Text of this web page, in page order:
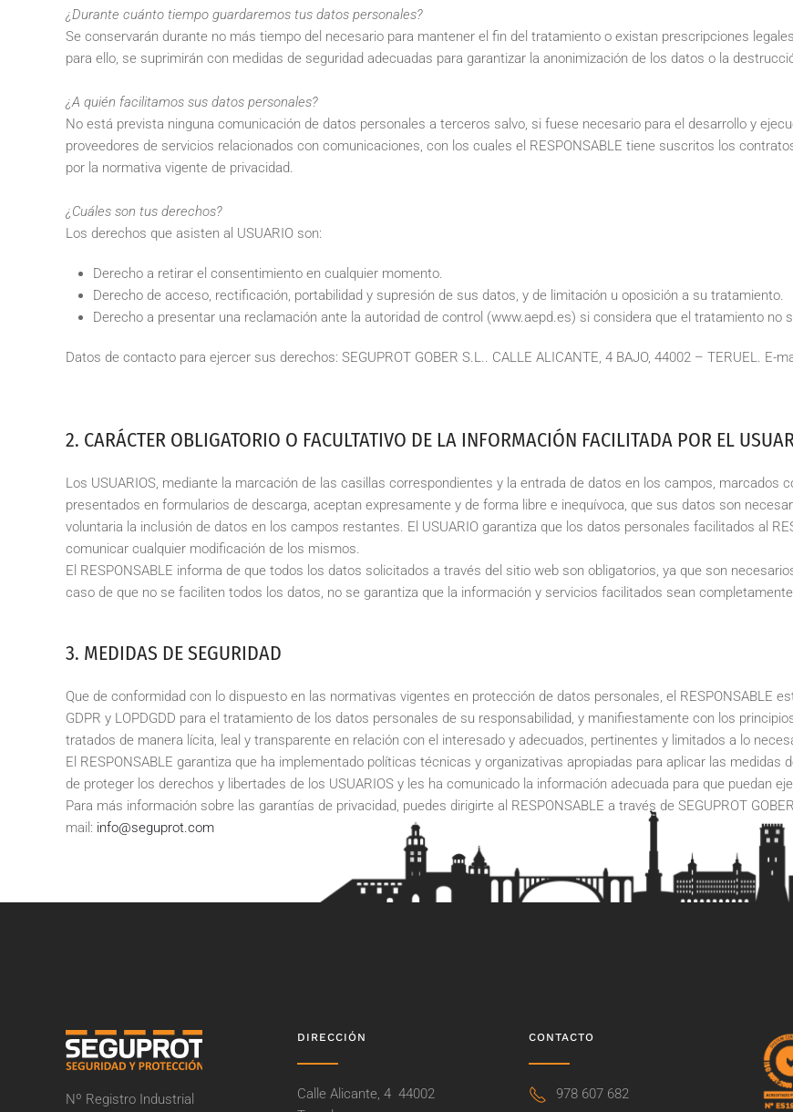
¿Durante cuánto tiempo guardaremos tus datos personales?
Se conservarán durante no más tiempo del necesario para mantener el fin del tratamiento o existan prescripciones
para ello, se suprimirán con medidas de seguridad adecuadas para garantizar la anonimización de los datos o la
¿A quién facilitamos sus datos personales?
No está prevista ninguna comunicación de datos personales a terceros salvo, si fuese necesario para el desarrollo y
proveedores de servicios relacionados con comunicaciones, con los cuales el RESPONSABLE tiene suscritos los
por la normativa vigente de privacidad.
¿Cuáles son tus derechos?
Los derechos que asisten al USUARIO son:
Derecho a retirar el consentimiento en cualquier momento.
Derecho de acceso, rectificación, portabilidad y supresión de sus datos, y de limitación u oposición a su tratamiento.
Derecho a presentar una reclamación ante la autoridad de control (www.aepd.es) si considera que el tratamiento no
Datos de contacto para ejercer sus derechos: SEGUPROT GOBER S.L.. CALLE ALICANTE, 4 BAJO, 44002 – TERUEL. E-
2. CARÁCTER OBLIGATORIO O FACULTATIVO DE LA INFORMACIÓN FACILITADA POR EL
Los USUARIOS, mediante la marcación de las casillas correspondientes y la entrada de datos en los campos, marcados
presentados en formularios de descarga, aceptan expresamente y de forma libre e inequívoca, que sus datos son
voluntaria la inclusión de datos en los campos restantes. El USUARIO garantiza que los datos personales facilitados al
comunicar cualquier modificación de los mismos.
El RESPONSABLE informa de que todos los datos solicitados a través del sitio web son obligatorios, ya que son
caso de que no se faciliten todos los datos, no se garantiza que la información y servicios facilitados sean
3. MEDIDAS DE SEGURIDAD
Que de conformidad con lo dispuesto en las normativas vigentes en protección de datos personales, el RESPONSABLE
GDPR y LOPDGDD para el tratamiento de los datos personales de su responsabilidad, y manifiestamente con los
tratados de manera lícita, leal y transparente en relación con el interesado y adecuados, pertinentes y limitados a lo
El RESPONSABLE garantiza que ha implementado políticas técnicas y organizativas apropiadas para aplicar las medidas
de proteger los derechos y libertades de los USUARIOS y les ha comunicado la información adecuada para que puedan
Para más información sobre las garantías de privacidad, puedes dirigirte al RESPONSABLE a través de SEGUPROT
mail: info@seguprot.com
Nº Registro Industrial
DIRECCIÓN
Calle Alicante, 4 44002
CONTACTO
978 607 682